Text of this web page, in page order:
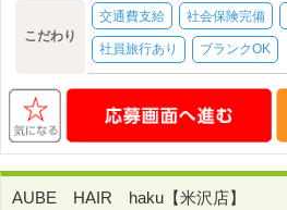
こだわり
交通費支給 社会保険完備
社員旅行あり ブランクOK
AUBE HAIR haku【米沢店】